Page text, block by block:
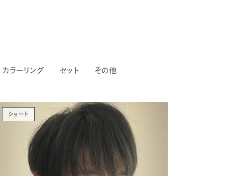
カラーリング セット その他
ショート